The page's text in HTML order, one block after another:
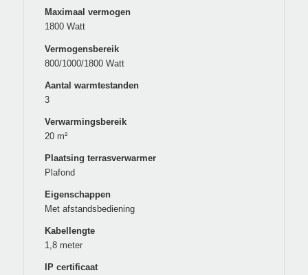
Maximaal vermogen
1800 Watt
Vermogensbereik
800/1000/1800 Watt
Aantal warmtestanden
3
Verwarmingsbereik
20 m²
Plaatsing terrasverwarmer
Plafond
Eigenschappen
Met afstandsbediening
Kabellengte
1,8 meter
IP certificaat